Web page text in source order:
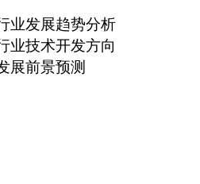
业发展趋势分析
业技术开发方向
展前景预测